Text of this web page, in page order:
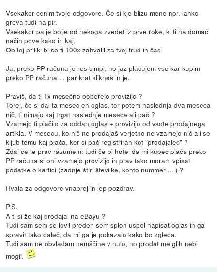
Vsekakor cenim tvoje odgovore. Če si kje blizu mene npr. lahko
greva tudi na pir.
Vsekakor pa je bolje od nekoga zvedet iz prve roke, ki ti na domač
način pove kako in kaj.
Ob tej priliki bi se ti 100x zahvalil za tvoj trud in čas.
Ja, preko PP računa je res simpl, no jaz plačujem vse kar kupim
preko PP računa ... par krat klikneš in je.
Praviš, da ti 1x mesečno poberejo provizijo ?
Torej, če si dal ta mesec en oglas, ter potem naslednja dva meseca
nič, ti nimajo kaj trgat naslednje mesece ali pač ?
Vzamejo ti plačilo za oddan oglas + provizijo od vsote prodajnega
artikla. V mesecu, ko nič ne prodajaš verjetno ne vzamejo nič ali se
kljub temu kaj plača, ker si pač registriran kot "prodajalec" ?
Zdaj če te prav razumem: tudi če bi hotel da mi kupec plača preko
PP računa si oni vzamejo provizijo in prav tako moram vpisat
podatke o kartici (zadnje štiri številke, konto nummer ... ) ?
Hvala za odgovore vnaprej in lep pozdrav.
P.S.
A ti si že kaj prodajal na eBayu ?
Tudi sam sem se lovil preden sem sploh uspel napisat oglas in ga
spravit tako daleč, da mi ga je pokazalo kako bo zgleda.
Tudi sam ne obvladam nemščine v nulo, no prodat me glih nebi
mogli.